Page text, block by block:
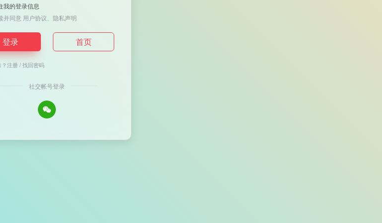
我的登录信息
并同意 用户协议 隐私声明
登录 首页
注册/找回密码
社交帐号登录